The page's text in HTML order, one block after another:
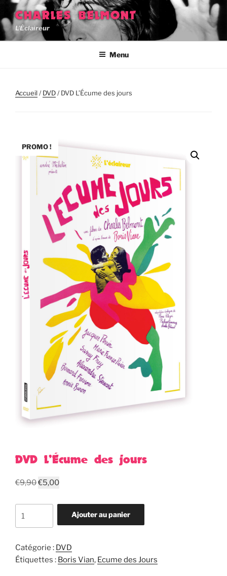
Aller
au
contenu
principal
CHARLES BELMONT
L'Éclaireur
Menu
Accueil/DVD/ DVD L’Écume des jours
PROMO !
DVD L’Écume des jours
€9,90Le
initial
€9,90.
€5,00Le
actuel
est :
de
L'Écume
des
Ajouter au panier
Catégorie : DVD
Étiquettes : Boris Vian, Ecume des Jours